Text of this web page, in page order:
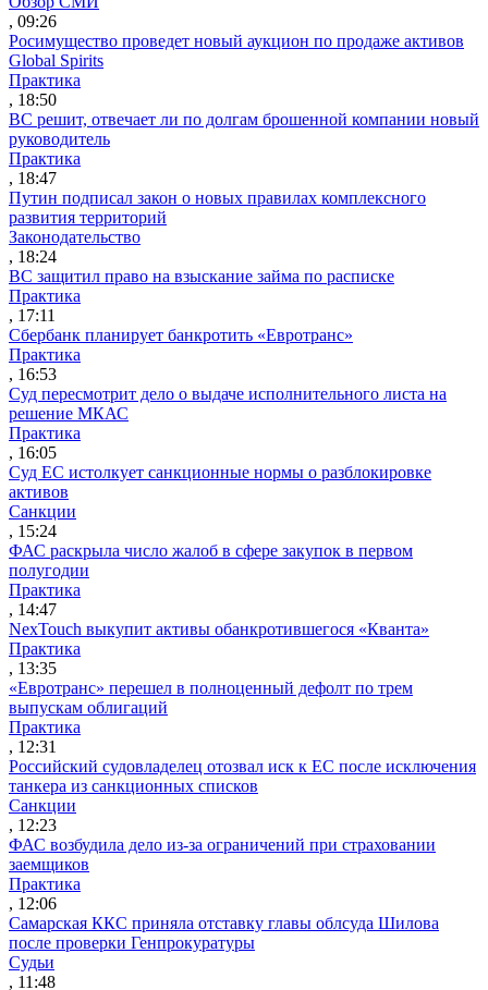
, 09:26
Росимущество проведет новый аукцион по продаже активов
Global Spirits
Практика
, 18:50
ВС решит, отвечает ли по долгам брошенной компании новый
руководитель
Практика
, 18:47
Путин подписал закон о новых правилах комплексного
развития территорий
Законодательство
, 18:24
ВС защитил право на взыскание займа по расписке
Практика
, 17:11
Сбербанк планирует банкротить «Евротранс»
Практика
, 16:53
Суд пересмотрит дело о выдаче исполнительного листа на
решение МКАС
Практика
, 16:05
Суд ЕС истолкует санкционные нормы о разблокировке
активов
Санкции
, 15:24
ФАС раскрыла число жалоб в сфере закупок в первом
полугодии
Практика
, 14:47
NexTouch выкупит активы обанкротившегося «Кванта»
Практика
, 13:35
«Евротранс» перешел в полноценный дефолт по трем
выпускам облигаций
Практика
, 12:31
Российский судовладелец отозвал иск к ЕС после исключения
танкера из санкционных списков
Санкции
, 12:23
ФАС возбудила дело из-за ограничений при страховании
заемщиков
Практика
, 12:06
Самарская ККС приняла отставку главы облсуда Шилова
после проверки Генпрокуратуры
Судьи
, 11:48